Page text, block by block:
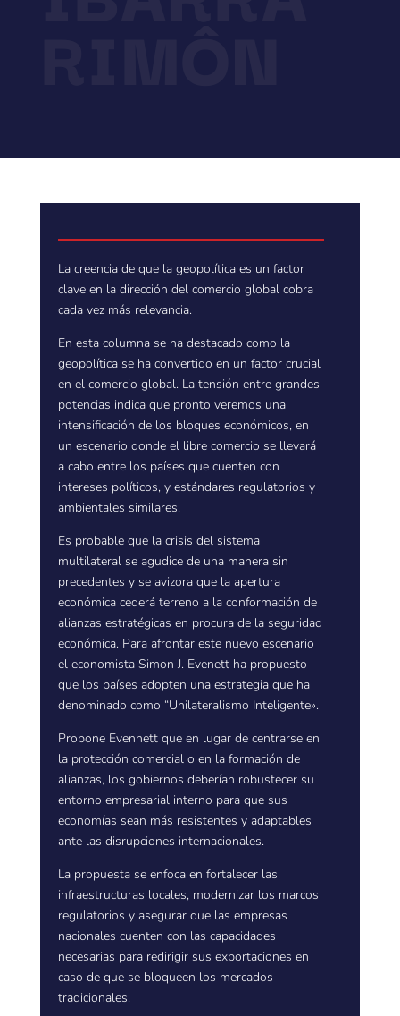
La creencia de que la geopolítica es un factor
clave en la dirección del comercio global cobra
cada vez más relevancia.
En esta columna se ha destacado como la
geopolítica se ha convertido en un factor crucial
en el comercio global. La tensión entre grandes
potencias indica que pronto veremos una
intensificación de los bloques económicos, en
un escenario donde el libre comercio se llevará
a cabo entre los países que cuenten con
intereses políticos, y estándares regulatorios y
ambientales similares.
Es probable que la crisis del sistema
multilateral se agudice de una manera sin
precedentes y se avizora que la apertura
económica cederá terreno a la conformación de
alianzas estratégicas en procura de la seguridad
económica. Para afrontar este nuevo escenario
el economista Simon J. Evenett ha propuesto
que los países adopten una estrategia que ha
denominado como “Unilateralismo Inteligente».
Propone Evennett que en lugar de centrarse en
la protección comercial o en la formación de
alianzas, los gobiernos deberían robustecer su
entorno empresarial interno para que sus
economías sean más resistentes y adaptables
ante las disrupciones internacionales.
La propuesta se enfoca en fortalecer las
infraestructuras locales, modernizar los marcos
regulatorios y asegurar que las empresas
nacionales cuenten con las capacidades
necesarias para redirigir sus exportaciones en
caso de que se bloqueen los mercados
tradicionales.